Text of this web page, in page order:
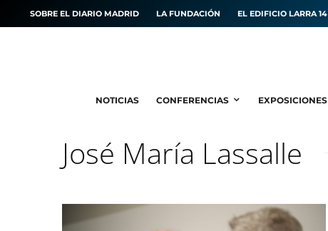
SOBRE EL DIARIO MADRID LA FUNDACIÓN EL EDIFICIO LARRA 14
NOTICIAS CONFERENCIAS EXPOSICIONES
José María Lassalle